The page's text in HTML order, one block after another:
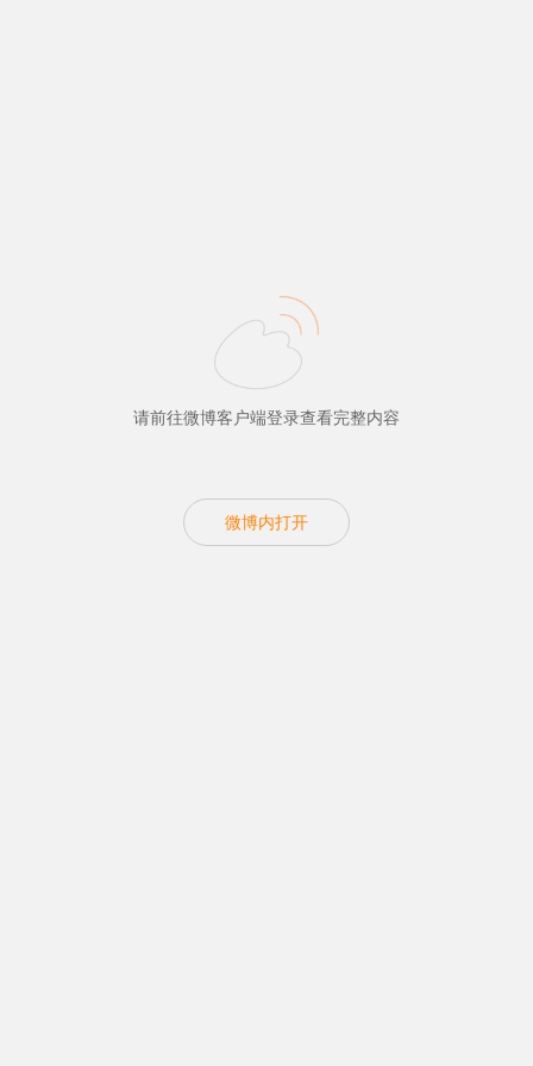
请前往微博客户端登录查看完整内容
微博内打开